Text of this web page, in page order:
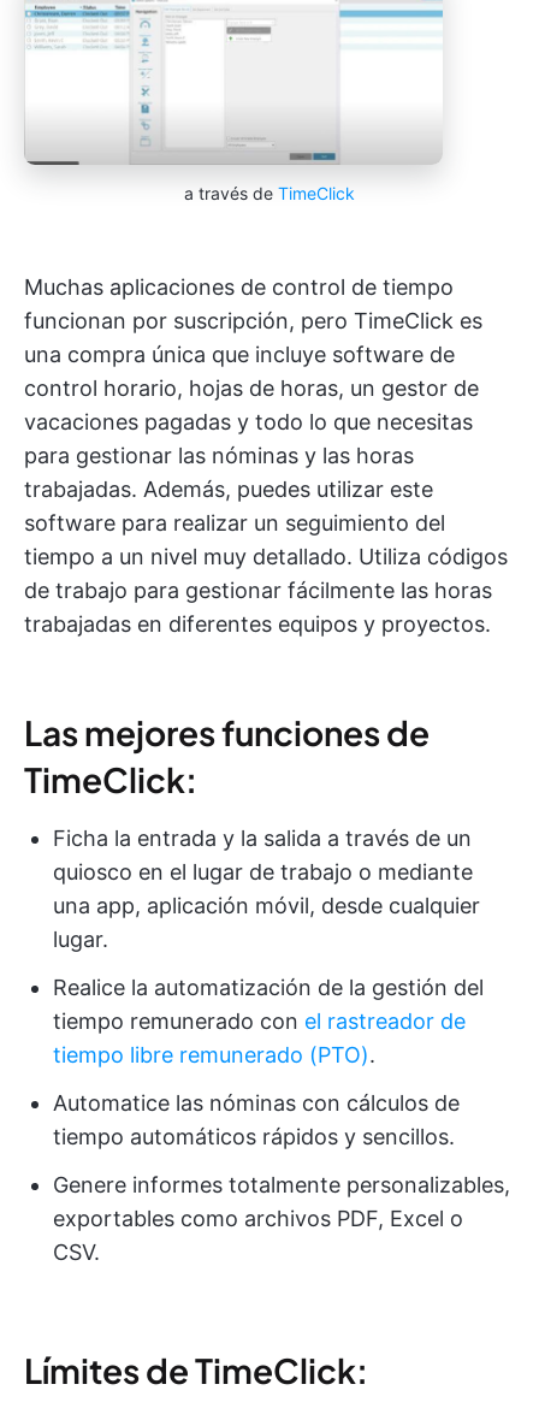
a través de TimeClick
Muchas aplicaciones de control de tiempo
funcionan por suscripción, pero TimeClick es
una compra única que incluye software de
control horario, hojas de horas, un gestor de
vacaciones pagadas y todo lo que necesitas
para gestionar las nóminas y las horas
trabajadas. Además, puedes utilizar este
software para realizar un seguimiento del
tiempo a un nivel muy detallado. Utiliza códigos
de trabajo para gestionar fácilmente las horas
trabajadas en diferentes equipos y proyectos.
Las mejores funciones de
TimeClick:
Ficha la entrada y la salida a través de un
quiosco en el lugar de trabajo o mediante
una app, aplicación móvil, desde cualquier
lugar.
Realice la automatización de la gestión del
tiempo remunerado con el rastreador de
tiempo libre remunerado (PTO).
Automatice las nóminas con cálculos de
tiempo automáticos rápidos y sencillos.
Genere informes totalmente personalizables,
exportables como archivos PDF, Excel o
CSV.
Límites de TimeClick: